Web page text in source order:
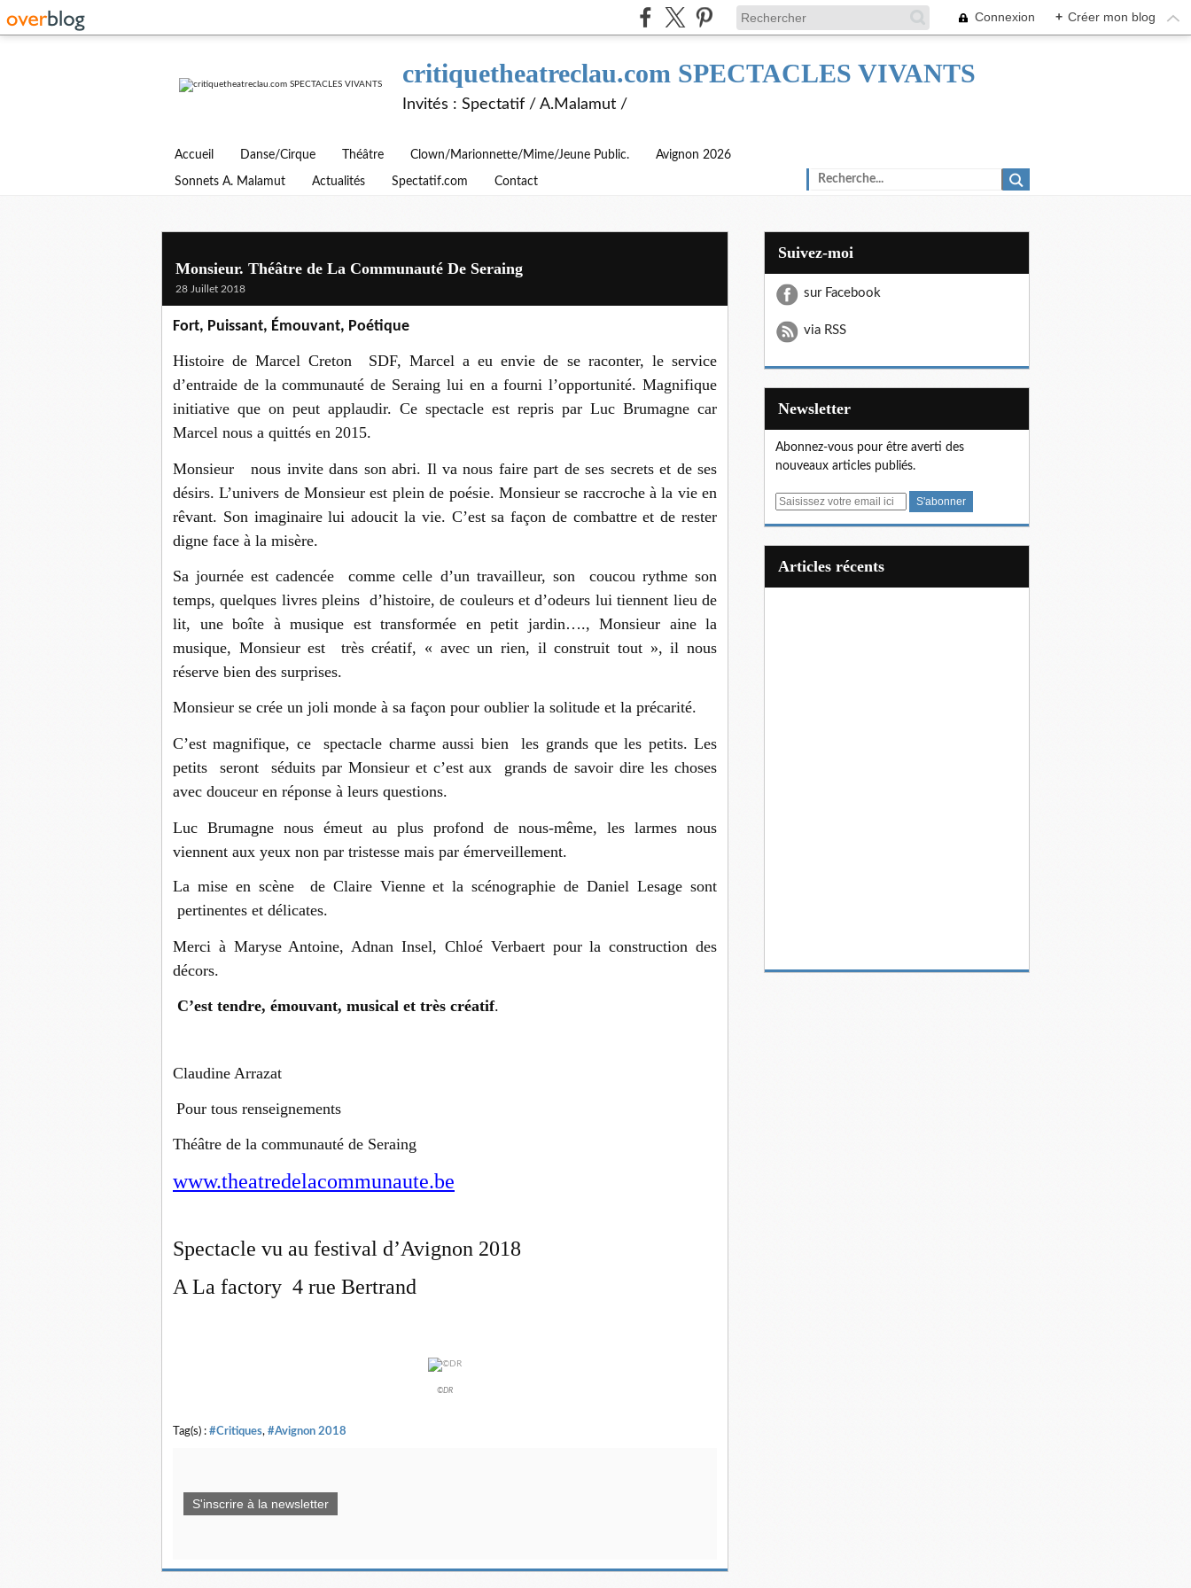
Connexion + Créer mon blog
critiquetheatreclau.com SPECTACLES VIVANTS
Invités : Spectatif / A.Malamut /
Accueil Danse/Cirque Théâtre Clown/Marionnette/Mime/Jeune Public. Avignon 2026
Sonnets A. Malamut Actualités Spectatif.com Contact
Monsieur. Théâtre de La Communauté De Seraing
28 Juillet 2018
Fort, Puissant, Émouvant, Poétique
Histoire de Marcel Creton SDF, Marcel a eu envie de se raconter, le service
d’entraide de la communauté de Seraing lui en a fourni l’opportunité. Magnifique
initiative que on peut applaudir. Ce spectacle est repris par Luc Brumagne car
Marcel nous a quittés en 2015.
Monsieur nous invite dans son abri. Il va nous faire part de ses secrets et de ses
désirs. L’univers de Monsieur est plein de poésie. Monsieur se raccroche à la vie en
rêvant. Son imaginaire lui adoucit la vie. C’est sa façon de combattre et de rester
digne face à la misère.
Sa journée est cadencée comme celle d’un travailleur, son coucou rythme son
temps, quelques livres pleins d’histoire, de couleurs et d’odeurs lui tiennent lieu de
lit, une boîte à musique est transformée en petit jardin…., Monsieur aine la
musique, Monsieur est très créatif, « avec un rien, il construit tout », il nous
réserve bien des surprises.
Monsieur se crée un joli monde à sa façon pour oublier la solitude et la précarité.
C’est magnifique, ce spectacle charme aussi bien les grands que les petits. Les
petits seront séduits par Monsieur et c’est aux grands de savoir dire les choses
avec douceur en réponse à leurs questions.
Luc Brumagne nous émeut au plus profond de nous-même, les larmes nous
viennent aux yeux non par tristesse mais par émerveillement.
La mise en scène de Claire Vienne et la scénographie de Daniel Lesage sont
pertinentes et délicates.
Merci à Maryse Antoine, Adnan Insel, Chloé Verbaert pour la construction des
décors.
C’est tendre, émouvant, musical et très créatif.
Claudine Arrazat
Pour tous renseignements
Théâtre de la communauté de Seraing
www.theatredelacommunaute.be
Spectacle vu au festival d’Avignon 2018
A La factory 4 rue Bertrand
©DR
Tag(s) : #Critiques, #Avignon 2018
S'inscrire à la newsletter
Suivez-moi
sur Facebook
via RSS
Newsletter
Abonnez-vous pour être averti des
nouveaux articles publiés.
E
articles récents